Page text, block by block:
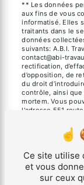
** Les données
aux fins de vous
informatisé. Elles
traitants dans le
données
suivants: A.B.I.
contact@abi-
rectification,
d’opposition, de
du droit
contrôle, ainsi
mortem. Vous
l'adresse 551
électronique à
d'identité pourra
données
durée de
des contentieux.
d'opposition au
adresse:
d’informations sur
Ce site utilise
et vous
sur ceux